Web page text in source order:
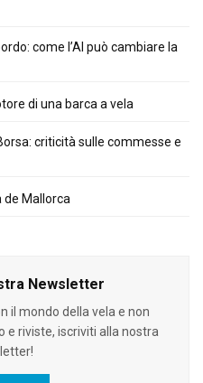
come l’AI può cambiare la
di una barca a vela
criticità sulle commesse e
Mallorca
Newsletter
il mondo della vela e non
e riviste, iscriviti alla nostra